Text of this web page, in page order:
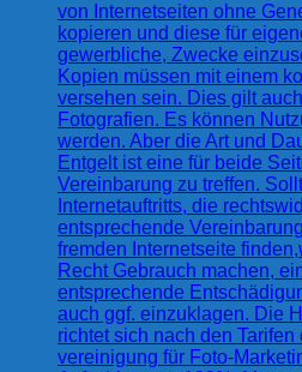
von Internetseiten ohne
kopieren und diese für
gewerbliche, Zwecke
Kopien müssen mit einem
versehen sein. Dies gilt
Fotografien. Es können
werden. Aber die Art und
Entgelt ist eine für beide
Vereinbarung zu treffen.
Internetauftritts, die
entsprechende
fremden Internetseite
Recht Gebrauch machen,
entsprechende
auch ggf. einzuklagen. Die
richtet sich nach den Tarifen
vereinigung für Foto-